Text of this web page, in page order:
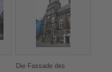
Die Fassade des